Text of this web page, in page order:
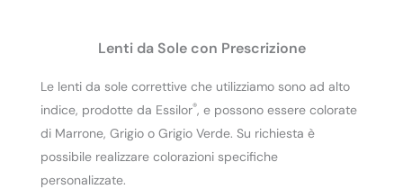
Lenti da Sole con Prescrizione
Le lenti da sole correttive che utilizziamo sono ad alto
indice, prodotte da Essilor®, e possono essere colorate
di Marrone, Grigio o Grigio Verde. Su richiesta è
possibile realizzare colorazioni specifiche
personalizzate.